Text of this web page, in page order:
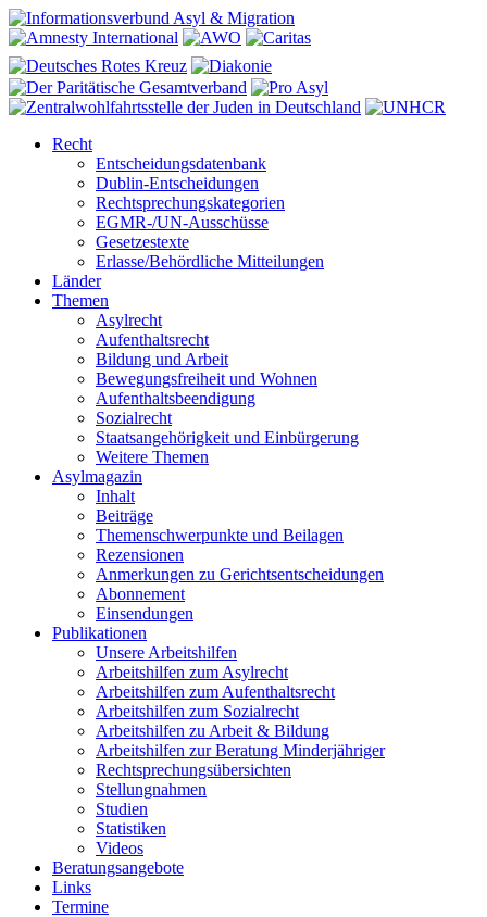
Recht
Entscheidungsdatenbank
Dublin-Entscheidungen
Rechtsprechungskategorien
EGMR-/UN-Ausschüsse
Gesetzestexte
Erlasse/Behördliche Mitteilungen
Länder
Themen
Asylrecht
Aufenthaltsrecht
Bildung und Arbeit
Bewegungsfreiheit und Wohnen
Aufenthaltsbeendigung
Sozialrecht
Staatsangehörigkeit und Einbürgerung
Weitere Themen
Asylmagazin
Inhalt
Beiträge
Themenschwerpunkte und Beilagen
Rezensionen
Anmerkungen zu Gerichtsentscheidungen
Abonnement
Einsendungen
Publikationen
Unsere Arbeitshilfen
Arbeitshilfen zum Asylrecht
Arbeitshilfen zum Aufenthaltsrecht
Arbeitshilfen zum Sozialrecht
Arbeitshilfen zu Arbeit & Bildung
Arbeitshilfen zur Beratung Minderjähriger
Rechtsprechungsübersichten
Stellungnahmen
Studien
Statistiken
Videos
Beratungsangebote
Links
Termine